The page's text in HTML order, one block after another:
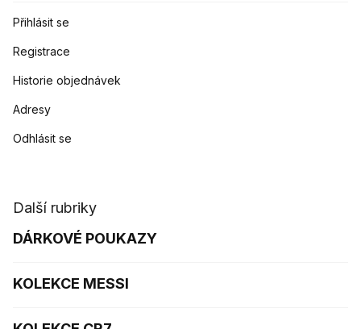
Přihlásit se
Registrace
Historie objednávek
Adresy
Odhlásit se
Další rubriky
DÁRKOVÉ POUKAZY
KOLEKCE MESSI